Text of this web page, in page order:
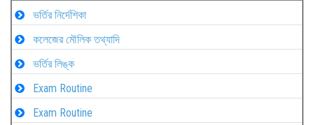
ভর্তির নির্দেশিকা
কলেজের মৌলিক তথ্যাদি
ভর্তির লিঙ্ক
Exam Routine
Exam Routine